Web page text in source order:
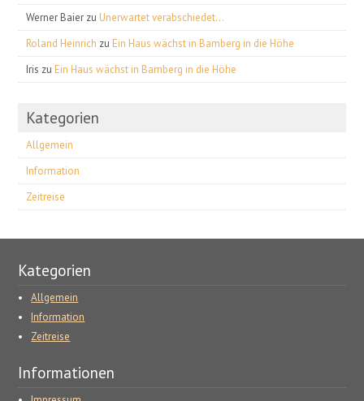
Werner Baier zu Unerwartet verabschiedet…
Roland Heinrich zu Ein Haus wächst in Bamberg in die Höhe
Iris zu Ein Haus wächst in Bamberg in die Höhe
Kategorien
Allgemein
Information
Zeitreise
Kategorien
Allgemein
Information
Zeitreise
Informationen